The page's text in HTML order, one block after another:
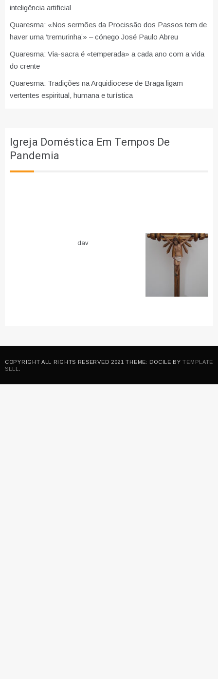
inteligência artificial
Quaresma: «Nos sermões da Procissão dos Passos tem de
haver uma ‘tremurinha’» – cónego José Paulo Abreu
Quaresma: Via-sacra é «temperada» a cada ano com a vida
do crente
Quaresma: Tradições na Arquidiocese de Braga ligam
vertentes espiritual, humana e turística
Igreja Doméstica Em Tempos De
Pandemia
dav
COPYRIGHT ALL RIGHTS RESERVED 2021 THEME: DOCILE BYTEMPLATE
SELL